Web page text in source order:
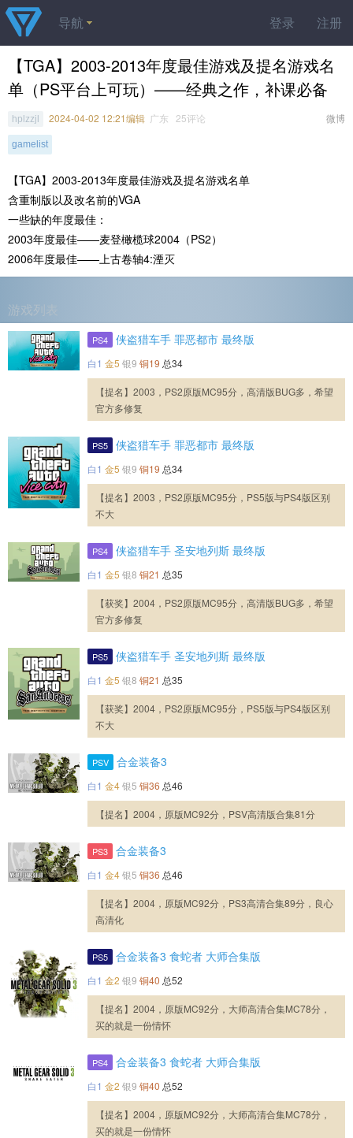
登录 注册
导航
【TGA】2003-2013年度最佳游戏及提名游戏名
单（PS平台上可玩）——经典之作，补课必备
微博
hplzzjl 2024-04-02 12:21编辑 广东 25评论
gamelist
【TGA】2003-2013年度最佳游戏及提名游戏名单
含重制版以及改名前的VGA
一些缺的年度最佳：
2003年度最佳——麦登橄榄球2004（PS2）
2006年度最佳——上古卷轴4:湮灭
游戏列表
PS4 侠盗猎车手 罪恶都市 最终版
白1 金5 银9 铜19 总34
【提名】2003，PS2原版MC95分，高清版BUG多，希望
官方多修复
PS5 侠盗猎车手 罪恶都市 最终版
白1 金5 银9 铜19 总34
【提名】2003，PS2原版MC95分，PS5版与PS4版区别
不大
PS4 侠盗猎车手 圣安地列斯 最终版
白1 金5 银8 铜21 总35
【获奖】2004，PS2原版MC95分，高清版BUG多，希望
官方多修复
PS5 侠盗猎车手 圣安地列斯 最终版
白1 金5 银8 铜21 总35
【获奖】2004，PS2原版MC95分，PS5版与PS4版区别
不大
PSV 合金装备3
白1 金4银5 铜36 总46
【提名】2004，原版MC92分，PSV高清版合集81分
PS3 合金装备3
白1 金4银5 铜36 总46
【提名】2004，原版MC92分，PS3高清合集89分，良心
高清化
PS5 合金装备3 食蛇者 大师合集版
白1 金2 银9 铜40 总52
【提名】2004，原版MC92分，大师高清合集MC78分，
买的就是一份情怀
PS4 合金装备3 食蛇者 大师合集版
白1 金2 银9 铜40 总52
【提名】2004，原版MC92分，大师高清合集MC78分，
买的就是一份情怀